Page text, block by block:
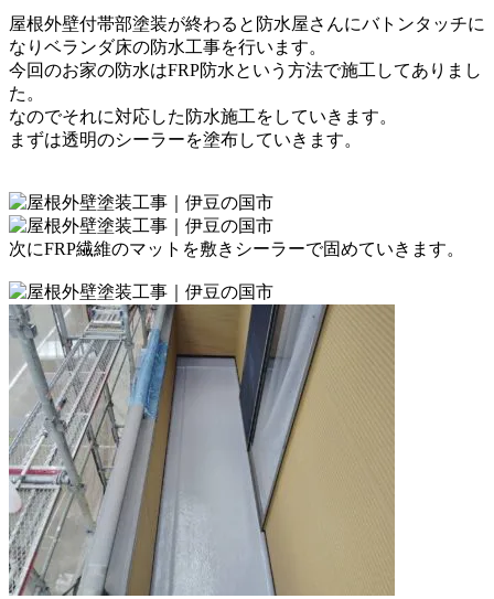
屋根外壁付帯部塗装が終わると 防水屋さんにバトンタッチに
なりベランダ床の防水工事を行います。
今回のお家の防水はFRP防水という方法で施工してありまし
た。
なのでそれに対応した防水施工をしていきます。
まずは透明のシーラーを塗布していきます。
次にFRP繊維のマットを敷き シーラーで固めていきます。